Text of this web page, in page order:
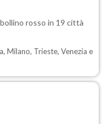
rosso in 19 città
Milano, Trieste, Venezia e